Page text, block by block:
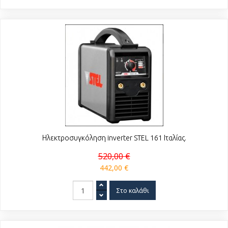
Ηλεκτροσυγκόληση inverter STEL 161 Ιταλίας.
520,00 €
442,00 €